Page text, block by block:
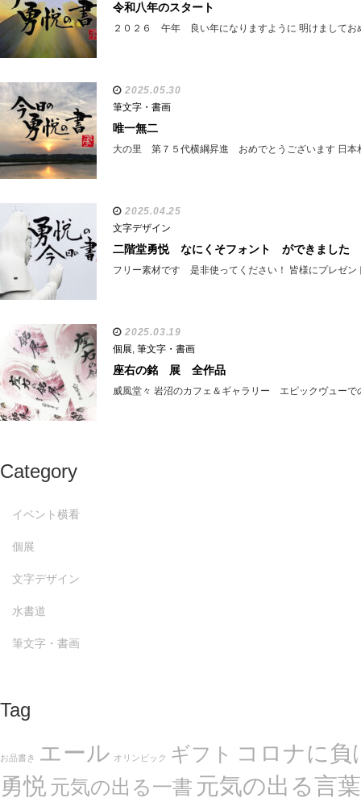
令和八年のスタート
２０２６ 午年 良い年になりますように 明けましてお
2025.05.30
筆文字・書画
唯一無二
大の里 第７５代横綱昇進 おめでとうございます 日本
2025.04.25
文字デザイン
二階堂勇悦 なにくそフォント ができました
フリー素材です 是非使ってください！ 皆様にプレゼ
2025.03.19
個展, 筆文字・書画
座右の銘 展 全作品
威風堂々 岩沼のカフェ＆ギャラリー エピックヴュー
Category
イベント横看
個展
文字デザイン
水書道
筆文字・書画
Tag
お品書き エール オリンピック ギフト コロナに負
勇悦 元気の出る一書 元気の出る言葉